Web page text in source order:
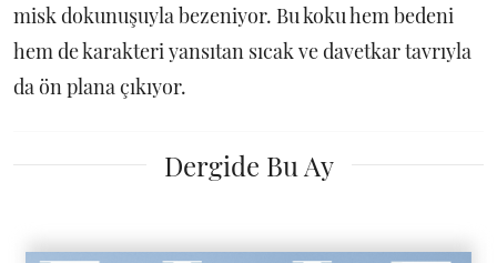
misk dokunuşuyla bezeniyor. Bu koku hem bedeni
hem de karakteri yansıtan sıcak ve davetkar tavrıyla
da ön plana çıkıyor.
Dergide Bu Ay